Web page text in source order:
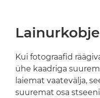
Kui fotograafid
ühe kaadriga
laiemat vaatevälja,
suuremat osa